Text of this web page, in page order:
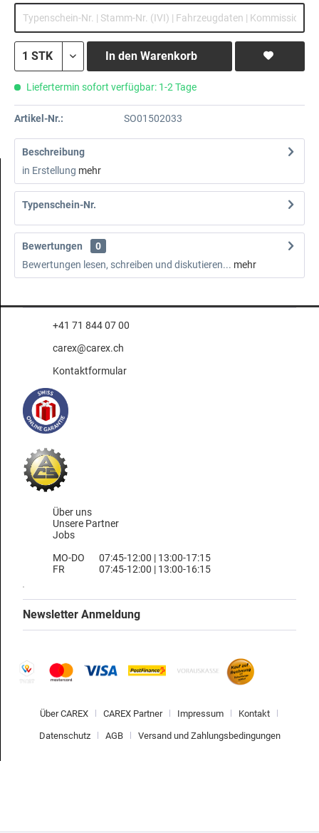
In den Warenkorb
Liefertermin sofort verfügbar: 1-2 Tage
Artikel-Nr.: SO01502033
Beschreibung
in Erstellung mehr
Typenschein-Nr.
Bewertungen
0
Bewertungen lesen, schreiben und diskutieren... mehr
+41 71 844 07 00
carex@carex.ch
Kontaktformular
Über uns
Unsere Partner
Jobs
MO-DO
FR
07:45-12:00 | 13:00-17:15
07:45-12:00 | 13:00-16:15
Newsletter Anmeldung
Über CAREX CAREX Partner Impressum Kontakt
Datenschutz AGB Versand und Zahlungsbedingungen